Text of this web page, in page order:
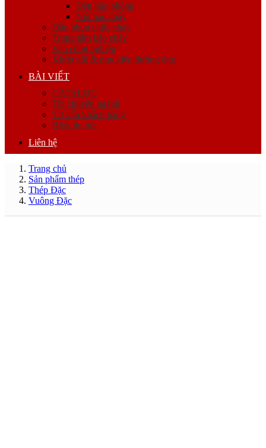
Đèn báo phòng
Nút báo cháy
Đầu phun chữa cháy
Trung tâm báo cháy
Van công nghiệp
Khớp nối & phụ kiện đường ống
BÀI VIẾT
CATALOG
Tin chuyên ngành
Tư vấn khách hàng
Blog tin tức
Liên hệ
Trang chủ
Sản phẩm thép
Thép Đặc
Vuông Đặc